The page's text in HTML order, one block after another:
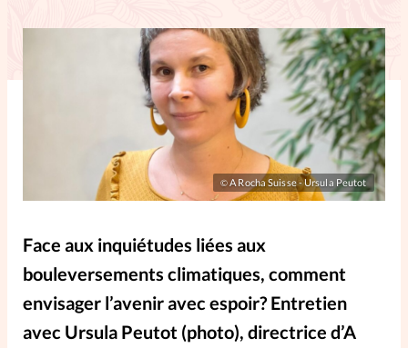
Chroniques
Dossiers
Elles nous inspirent
Entre4yeux
L'anecdote
La Bible au féminin
Lifestyle
Littérature
©A Rocha Suisse - Ursula Peutot
Face aux inquiétudes liées aux
bouleversements climatiques, comment
envisager l’avenir avec espoir? Entretien
avec Ursula Peutot (photo), directrice d’A